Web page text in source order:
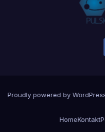
Proudly powered by
HomeKontakt